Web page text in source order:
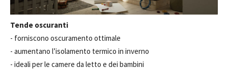
Tende oscuranti
- forniscono oscuramento ottimale
- aumentano l’isolamento termico in inverno
- ideali per le camere da letto e dei bambini